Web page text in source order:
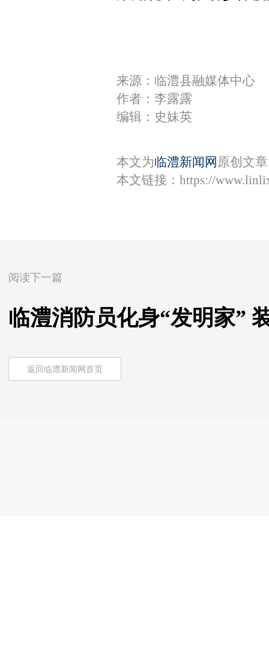
来源：临澧县融媒体中心
作者：李露露
编辑：史妹英
本文为临澧新闻网 原创文
本文链接： https://
阅读下一篇
临澧消防员化身“发明家”
返回临澧新闻网首页